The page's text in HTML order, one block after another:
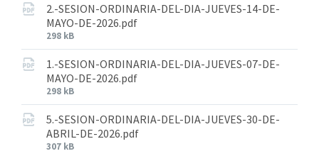
2.-SESION-ORDINARIA-DEL-DIA-JUEVES-14-DE-
MAYO-DE-2026.pdf
298 kB
1.-SESION-ORDINARIA-DEL-DIA-JUEVES-07-DE-
MAYO-DE-2026.pdf
298 kB
5.-SESION-ORDINARIA-DEL-DIA-JUEVES-30-DE-
ABRIL-DE-2026.pdf
307 kB